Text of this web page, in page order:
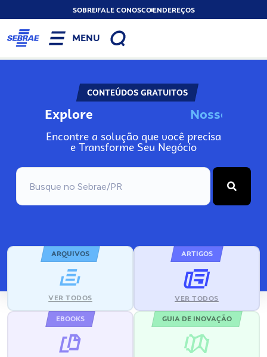
SOBREFALE CONOSCOENDEREÇOS
MENU
CONTEÚDOS GRATUITOS
Explore Nosso
Encontre a solução que você precisa
e Transforme Seu Negócio
ARQUIVOS
VER TODOS
ARTIGOS
VER TODOS
EBOOKS GUIA DE INOVAÇÃO